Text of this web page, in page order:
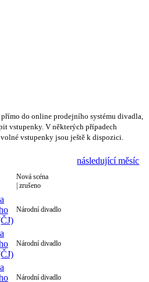
do online prodejního systému divadla,
vstupenky. V některých případech
vstupenky jsou ještě k dispozici.
následující měsíc
Nová scéna
| zrušeno
Národní divadlo
Národní divadlo
Národní divadlo